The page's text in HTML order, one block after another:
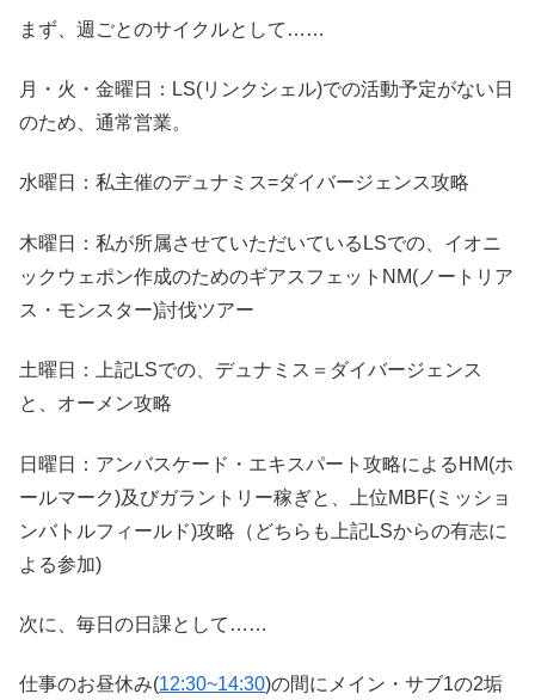
まず、週ごとのサイクルとして……
月・火・金曜日：LS(リンクシェル)での活動予定がない日
のため、通常営業。
水曜日：私主催のデュナミス=ダイバージェンス攻略
木曜日：私が所属させていただいているLSでの、イオニ
ックウェポン作成のためのギアスフェットNM(ノートリア
ス・モンスター)討伐ツアー
土曜日：上記LSでの、デュナミス＝ダイバージェンス
と、オーメン攻略
日曜日：アンバスケード・エキスパート攻略によるHM(ホ
ールマーク)及びガラントリー稼ぎと、上位MBF(ミッショ
ンバトルフィールド)攻略（どちらも上記LSからの有志に
よる参加)
次に、毎日の日課として……
仕事のお昼休み(12:30~14:30)の間にメイン・サブ1の2垢